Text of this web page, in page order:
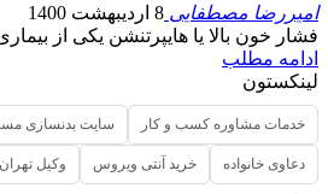
امیررضا مصطفایی 8 اردیبهشت 1400
فشار خون بالا یا هایپرتنشن یکی از بیماری‌های شایع
ادامه مطلب
لینکستون
خدمات مشاوره کسب و کار سایت بدنسازی
دعاوی خانواده خرید آنتی ویروس وکیل تهران